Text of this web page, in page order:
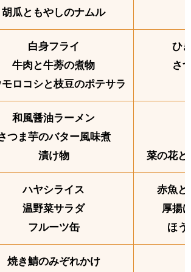
胡瓜ともやしのナムル
白身フライ
牛肉と牛蒡の煮物
ロコシと枝豆のポテサラ
ひ
さ
和風醤油ラーメン
つま芋のバター風味煮
漬け物
菜の花と
ハヤシライス
温野菜サラダ
フルーツ缶
赤魚と
厚揚
ほう
焼き鯖のみぞれかけ